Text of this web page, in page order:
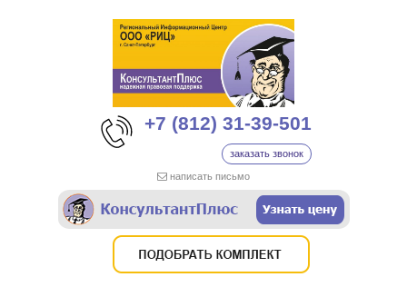
+7 (812) 31-39-501
заказать звонок
написать письмо